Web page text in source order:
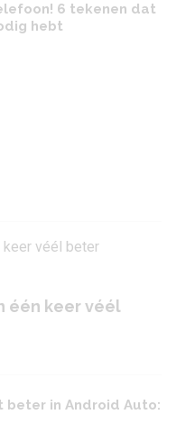
6 tekenen dat
hebt
één keer véél
beter in Android Auto: